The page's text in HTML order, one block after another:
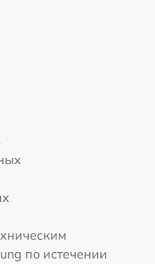
по истечении